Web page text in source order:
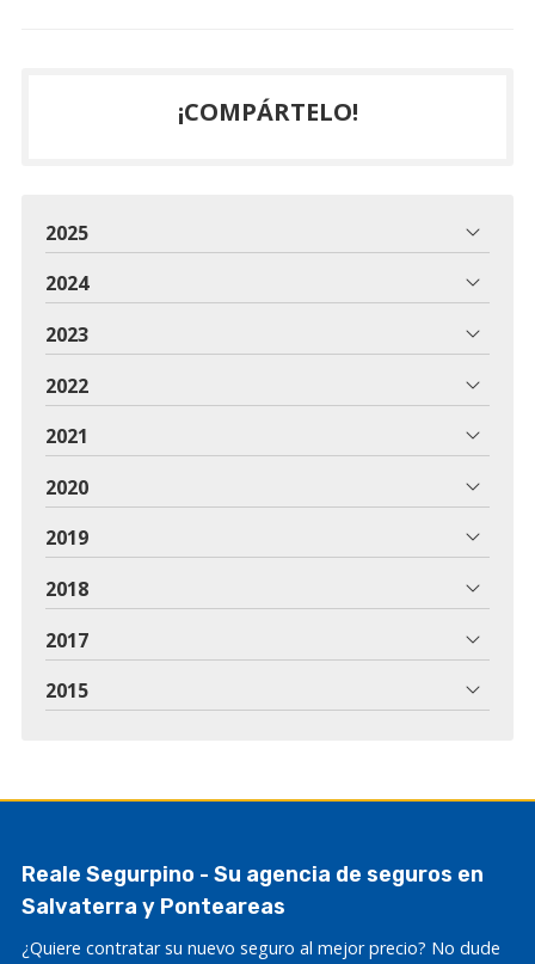
¡COMPÁRTELO!
2025
2024
2023
2022
2021
2020
2019
2018
2017
2015
Reale Segurpino - Su agencia de seguros en
Salvaterra y Ponteareas
¿Quiere contratar su nuevo seguro al mejor precio? No dude